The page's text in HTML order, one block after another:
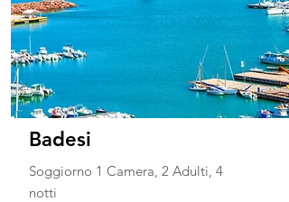
Badesi
Soggiorno 1 Camera, 2 Adulti, 4
notti